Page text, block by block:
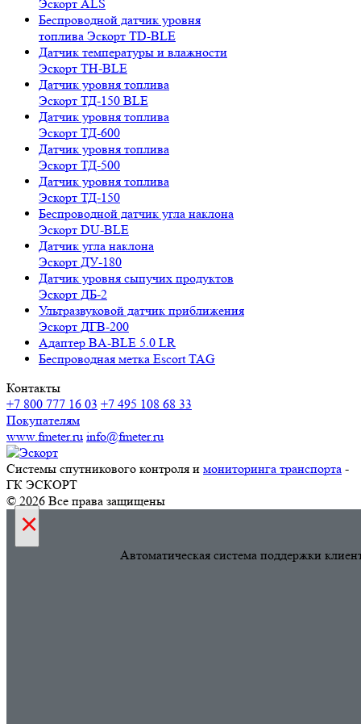
Эскорт ALS
Беспроводной датчик уровня
топлива Эскорт TD-BLE
Датчик температуры и влажности
Эскорт TH-BLE
Датчик уровня топлива
Эскорт ТД-150 BLE
Датчик уровня топлива
Эскорт ТД-600
Датчик уровня топлива
Эскорт ТД-500
Датчик уровня топлива
Эскорт ТД-150
Беспроводной датчик угла наклона
Эскорт DU-BLE
Датчик угла наклона
Эскорт ДУ-180
Датчик уровня сыпучих продуктов
Эскорт ДБ-2
Ультразвуковой датчик приближения
Эскорт ДГВ-200
Aдаптер BA-BLE 5.0 LR
Беспроводная метка Escort TAG
Контакты
+7 800 777 16 03 +7 495 108 68 33
Покупателям
www.fmeter.ru info@fmeter.ru
Системы спутникового контроля и мониторинга транспорта -
ГК ЭСКОРТ
© 2026 Все права защищены
×
Автоматическая система поддержки